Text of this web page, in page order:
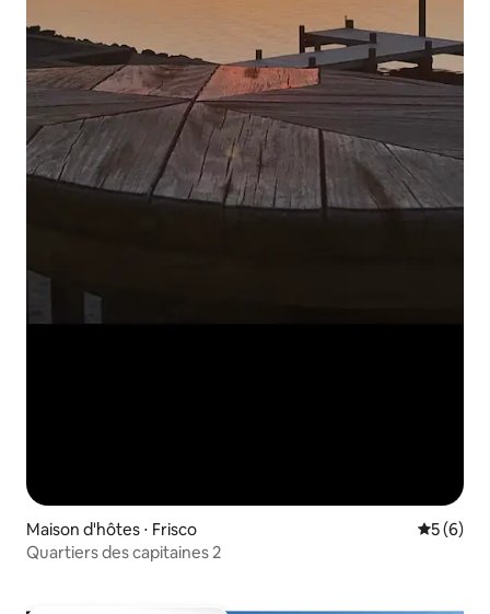
Maison d'hôtes ⋅ Frisco
5 (6)
Quartiers des capitaines 2